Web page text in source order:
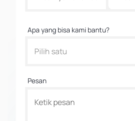
Apa yang bisa kami bantu?
Pilih satu
Pesan